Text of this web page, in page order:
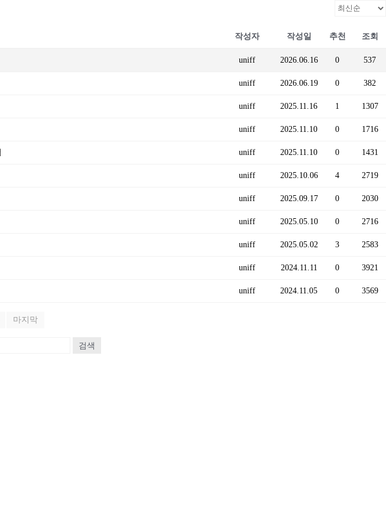
작성자 작성일 추천 조회
uniff 2026.06.16 0 537
uniff 2026.06.19 0 382
uniff 2025.11.16 1 1307
uniff 2025.11.10 0 1716
uniff 2025.11.10 0 1431
uniff 2025.10.06 4 2719
uniff 2025.09.17 0 2030
uniff 2025.05.10 0 2716
uniff 2025.05.02 3 2583
uniff 2024.11.11 0 3921
uniff 2024.11.05 0 3569
마지막
검색